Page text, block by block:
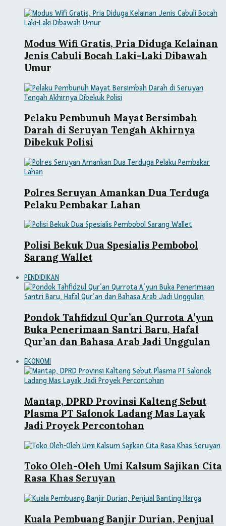
Modus Wifi Gratis, Pria Diduga Kelainan
Jenis Cabuli Bocah Laki-Laki Dibawah
Umur
Pelaku Pembunuh Mayat Bersimbah
Darah di Seruyan Tengah Akhirnya
Dibekuk Polisi
Polres Seruyan Amankan Dua Terduga
Pelaku Pembakar Lahan
Polisi Bekuk Dua Spesialis Pembobol
Sarang Wallet
PENDIDIKAN
Pondok Tahfidzul Qur’an Qurrota A’yun
Buka Penerimaan Santri Baru, Hafal
Qur’an dan Bahasa Arab Jadi Unggulan
EKONOMI
Mantap, DPRD Provinsi Kalteng Sebut
Plasma PT Salonok Ladang Mas Layak
Jadi Proyek Percontohan
Toko Oleh-Oleh Umi Kalsum Sajikan Cita
Rasa Khas Seruyan
Kuala Pembuang Banjir Durian, Penjual